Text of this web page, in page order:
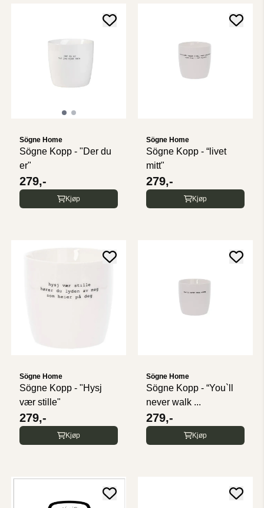
Sögne Home
Sögne Kopp - "Der du
er"
279,-
Kjøp
Sögne Home
Sögne Kopp - “livet
mitt"
279,-
Kjøp
Sögne Home
Sögne Kopp - "Hysj
vær stille"
279,-
Kjøp
Sögne Home
Sögne Kopp - “You`ll
never walk ...
279,-
Kjøp